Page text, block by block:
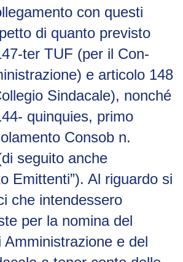
con questi
di quanto previsto
ter TUF (per il Con-
e articolo 148
Sindacale), nonché
quinquies, primo
Consob n.
seguito anche
Emittenti”). Al riguardo si
che intendessero
per la nomina del
Amministrazione e del